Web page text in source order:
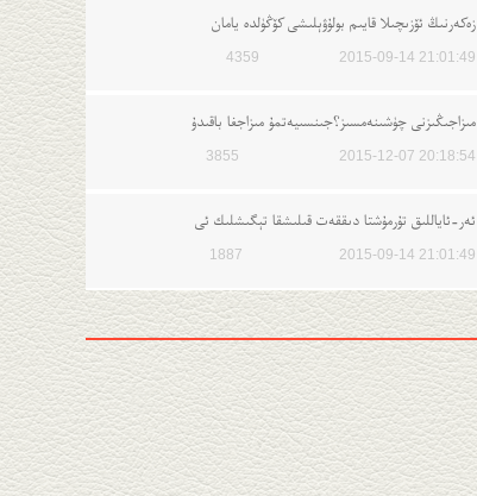
زەكەرنىڭ ئۆزىچىلا قايىم بولۇۋېلىشى كۆڭۈلدە يامان
2015-09-14 21:01:49
4359
مىزاجىڭىزنى چۈشىنەمسىز؟جىنسىيەتمۇ مىزاجغا باقىدۇ
2015-12-07 20:18:54
3855
ئەر-ئاياللىق تۇرمۇشتا دىققەت قىلىشقا تېگىشلىك ئى
2015-09-14 21:01:49
1887